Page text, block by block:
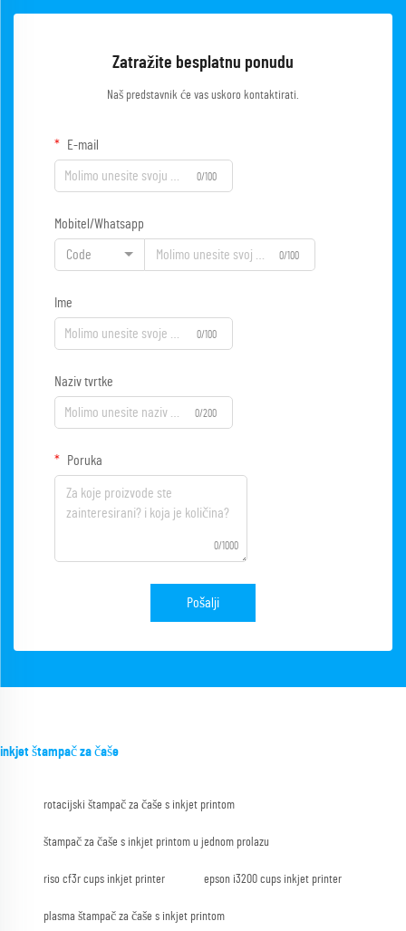
Zatražite besplatnu ponudu
Naš predstavnik će vas uskoro kontaktirati.
E-mail
0/100
Mobitel/Whatsapp
Code 0/100
Ime
0/100
Naziv tvrtke
0/200
Poruka
0/1000
Pošalji
inkjet štampač za čaše
rotacijski štampač za čaše s inkjet printom
štampač za čaše s inkjet printom u jednom prolazu
riso cf3r cups inkjet printer epson i3200 cups inkjet printer
plasma štampač za čaše s inkjet printom